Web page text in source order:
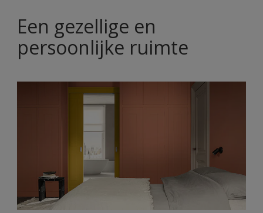
Een gezellige en
persoonlijke ruimte